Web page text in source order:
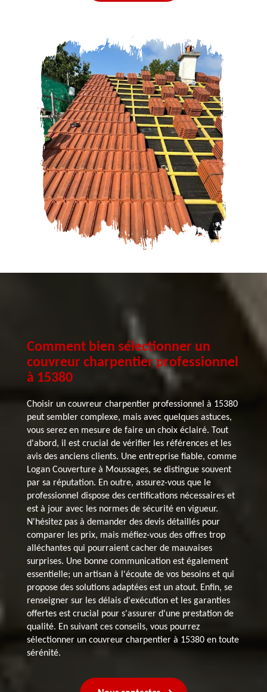
Comment bien sélectionner un
couvreur charpentier professionnel
à 15380
Choisir un couvreur charpentier professionnel à 15380
peut sembler complexe, mais avec quelques astuces,
vous serez en mesure de faire un choix éclairé. Tout
d'abord, il est crucial de vérifier les références et les
avis des anciens clients. Une entreprise fiable, comme
Logan Couverture à Moussages, se distingue souvent
par sa réputation. En outre, assurez-vous que le
professionnel dispose des certifications nécessaires et
est à jour avec les normes de sécurité en vigueur.
N'hésitez pas à demander des devis détaillés pour
comparer les prix, mais méfiez-vous des offres trop
alléchantes qui pourraient cacher de mauvaises
surprises. Une bonne communication est également
essentielle; un artisan à l'écoute de vos besoins et qui
propose des solutions adaptées est un atout. Enfin, se
renseigner sur les délais d'exécution et les garanties
offertes est crucial pour s'assurer d'une prestation de
qualité. En suivant ces conseils, vous pourrez
sélectionner un couvreur charpentier à 15380 en toute
sérénité.